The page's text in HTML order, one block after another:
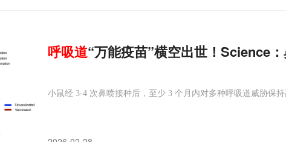
呼吸道“万能疫苗”横空出世！Science
小鼠经 3-4 次鼻喷接种后，至少 3 个月内对多种呼吸道威胁保持